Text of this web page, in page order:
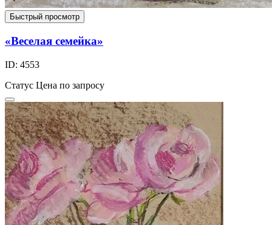
Быстрый просмотр
«Веселая семейка»
ID: 4553
Статус Цена по запросу